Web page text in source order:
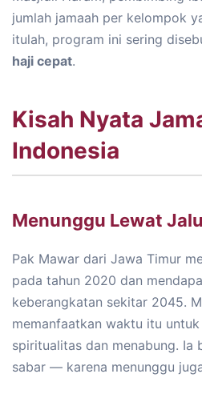
jumlah jamaah per kelompok
itulah, program ini sering
haji cepat.
Kisah Nyata
Indonesia
Menunggu Lewat
Pak Mawar dari Jawa Timur
pada tahun 2020 dan
keberangkatan sekitar 2045.
memanfaatkan waktu itu
spiritualitas dan menabung. Ia
sabar — karena menunggu